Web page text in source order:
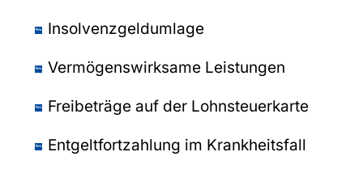
Insolvenzgeldumlage
Vermögenswirksame Leistungen
Freibeträge auf der Lohnsteuerkarte
Entgeltfortzahlung im Krankheitsfall